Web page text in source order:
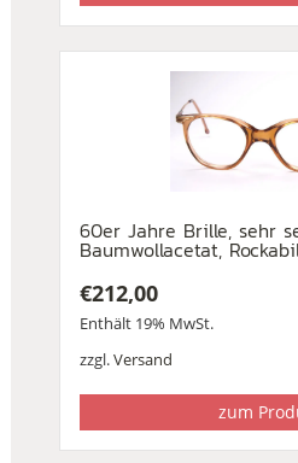
60er Jahre Brille, sehr
Baumwollacetat,
€212,00
Enthält 19% MwSt.
zzgl.Versand
zum